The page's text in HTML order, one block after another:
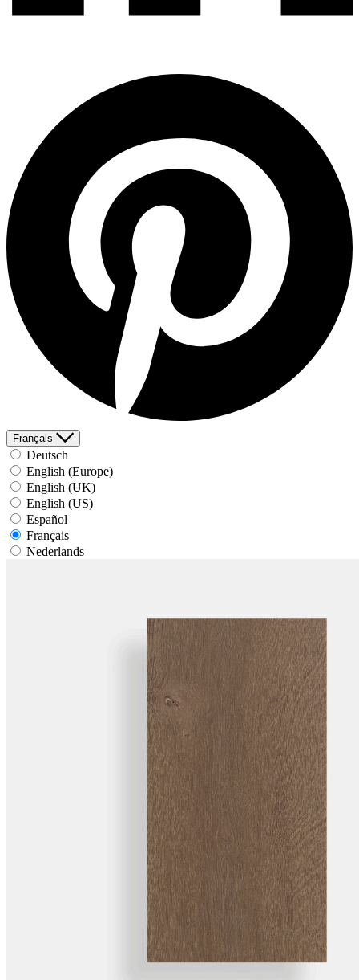
Français
Deutsch
English (Europe)
English (UK)
English (US)
Español
Français
Nederlands